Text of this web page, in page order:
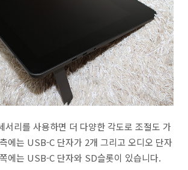
서리를 사용하면 더 다양한 각도로 조절도 가
에는 USB-C 단자가 2개 그리고 오디오 단자
에는 USB-C 단자와 SD슬롯이 있습니다.